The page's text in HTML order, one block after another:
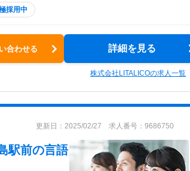
採用中
合わせる 詳細を見る
株式会社LITALICOの求人一覧
更新日：2025/02/27 求人番号：9686750
駅前の言語